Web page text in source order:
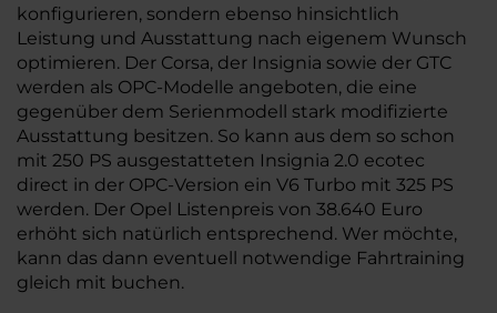
konfigurieren, sondern ebenso hinsichtlich
Leistung und Ausstattung nach eigenem Wunsch
optimieren. Der Corsa, der Insignia sowie der GTC
werden als OPC-Modelle angeboten, die eine
gegenüber dem Serienmodell stark modifizierte
Ausstattung besitzen. So kann aus dem so schon
mit 250 PS ausgestatteten Insignia 2.0 ecotec
direct in der OPC-Version ein V6 Turbo mit 325 PS
werden. Der Opel Listenpreis von 38.640 Euro
erhöht sich natürlich entsprechend. Wer möchte,
kann das dann eventuell notwendige Fahrtraining
gleich mit buchen.